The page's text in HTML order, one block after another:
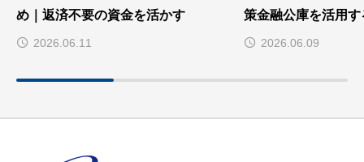
め｜返済不要の資金を活かす
2026.06.11
策金融公庫を活用す
2026.06.09